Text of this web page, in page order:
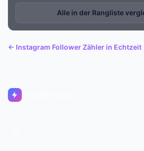
Alle in der Rangliste
← Instagram Follower Zähler in Echtzeit